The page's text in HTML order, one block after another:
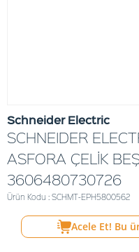
Schneider Electric
SCHNEIDER
ASFORA ÇELİK
3606480730726
Ürün Kodu : SCHMT-EPH5800562
Acele Et! Bu